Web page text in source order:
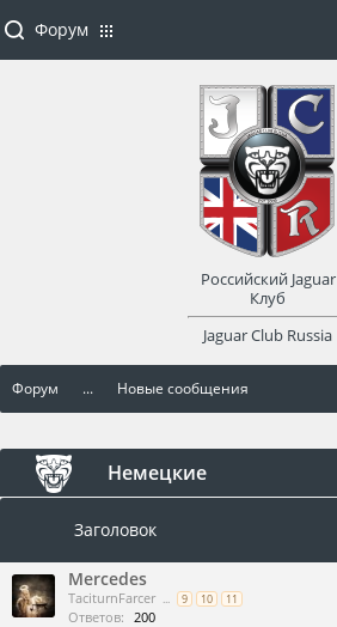
Форум ... Новые сообщения
Немецкие
Заголовок
Mercedes
TaciturnFarcer ... 9 10 11
Ответов: 200
Форум
Российский Jaguar
Клуб
Jaguar Club Russia